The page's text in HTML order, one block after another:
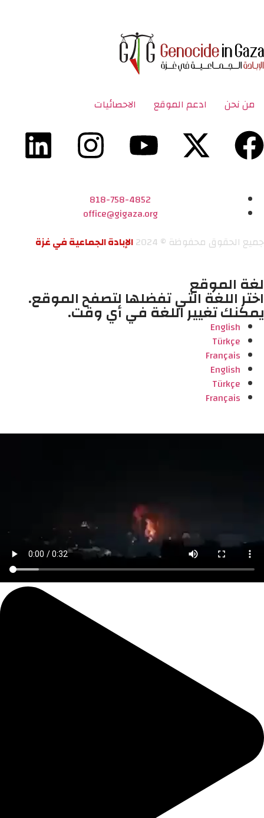
من نحن ادعم الموقع الاحصائيات
818-758-4852
office@gigaza.org
جميع الحقوق محفوظة © 2024
الإبادة الجماعية في غزة
لغة الموقع
اختر اللغة التي تفضلها لتصفح الموقع.
يمكنك تغيير اللغة في أي وقت.
English
Türkçe
Français
English
Türkçe
Français